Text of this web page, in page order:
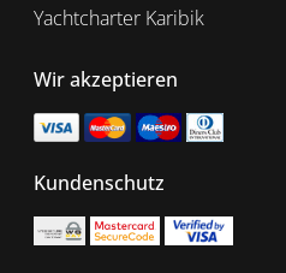
Yachtcharter Karibik
Wir akzeptieren
Kundenschutz